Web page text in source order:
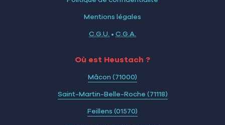
Mentions légales
C.G.U. • C.G.A.
Où est Heustach ?
Mâcon (71000)
Saint-Martin-Belle-Roche (71118)
Feillens (01570)